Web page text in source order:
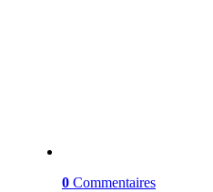
0 Commentaires